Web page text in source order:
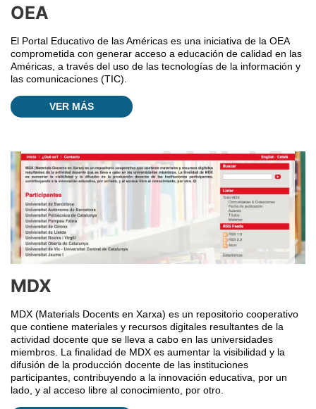
OEA
El Portal Educativo de las Américas es una iniciativa de la OEA
comprometida con generar acceso a educación de calidad en las
Américas, a través del uso de las tecnologías de la información y
las comunicaciones (TIC).
VER MÁS
MDX
MDX (Materials Docents en Xarxa) es un repositorio cooperativo
que contiene materiales y recursos digitales resultantes de la
actividad docente que se lleva a cabo en las universidades
miembros. La finalidad de MDX es aumentar la visibilidad y la
difusión de la producción docente de las instituciones
participantes, contribuyendo a la innovación educativa, por un
lado, y al acceso libre al conocimiento, por otro.